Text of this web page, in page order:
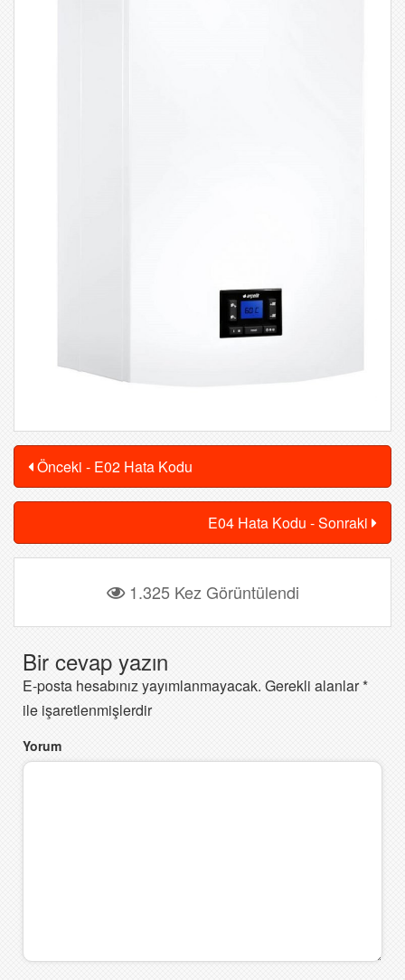
Önceki - E02 Hata Kodu
E04 Hata Kodu - Sonraki
1.325 Kez Görüntülendi
Bir cevap yazın
E-posta hesabınız yayımlanmayacak. Gerekli alanlar*
ile işaretlenmişlerdir
Yorum